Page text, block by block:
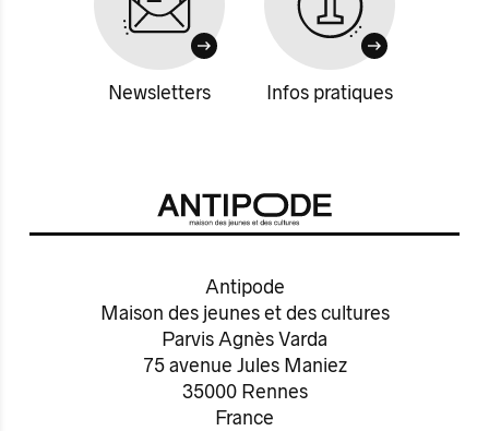
Newsletters Infos pratiques
Antipode
Maison des jeunes et des cultures
Parvis Agnès Varda
75 avenue Jules Maniez
35000 Rennes
France